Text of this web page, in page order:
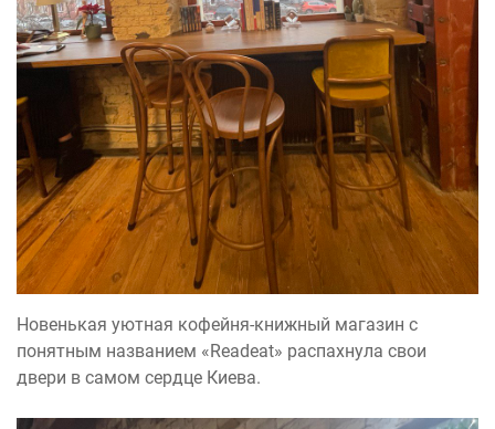
Новенькая уютная кофейня-книжный магазин с
понятным названием «Readeat» распахнула свои
двери в самом сердце Киева.